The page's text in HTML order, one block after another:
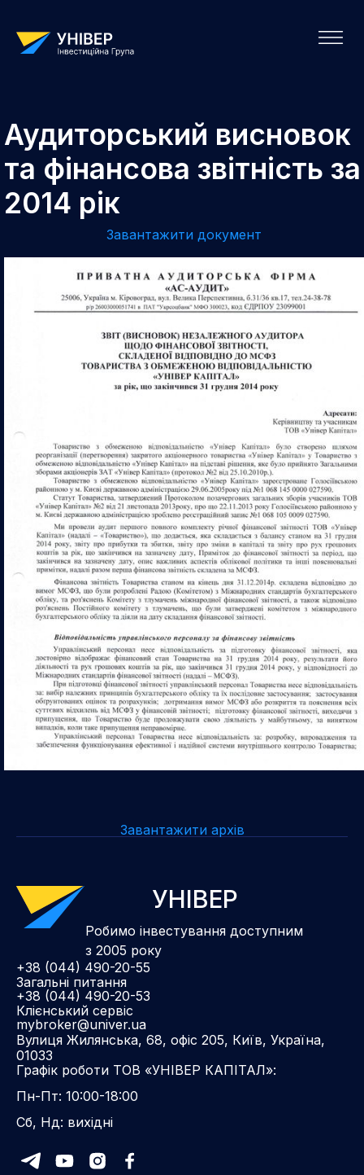
Аудиторський висновок
та фінансова звітність за
2014 рік
Завантажити документ
Завантажити архів
УНІВЕР
Робимо інвестування доступним
з 2005 року
+38 (044) 490-20-55
Загальні питання
+38 (044) 490-20-53
Клієнський сервіс
mybroker@univer.ua
Вулиця Жилянська, 68, офіс 205, Київ, Україна,
01033
Графік роботи ТОВ «УНІВЕР КАПІТАЛ»:
Пн-Пт: 10:00-18:00
Сб, Нд: вихідні